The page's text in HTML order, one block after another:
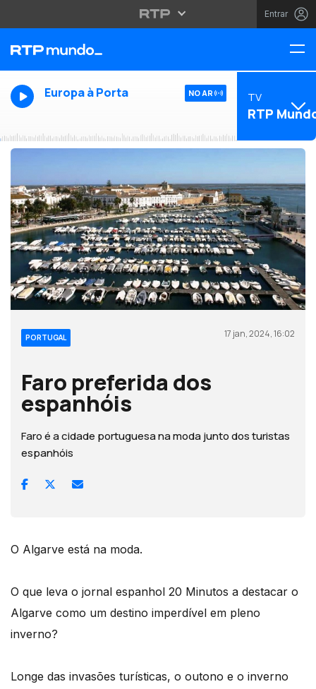
Entrar
Europa à Porta NO AR TV
RTP
PORTUGAL 17 jan, 2024, 16:02
Faro preferida dos
espanhóis
Faro é a cidade portuguesa na moda junto dos turistas
espanhóis
O Algarve está na moda.
O que leva o jornal espanhol 20 Minutos a destacar o
Algarve como um destino imperdível em pleno
inverno?
Longe das invasões turísticas, o outono e o inverno